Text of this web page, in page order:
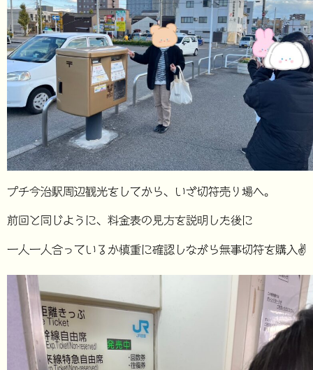
プチ今治駅周辺観光をしてから、いざ切符売り場へ。
前回と同じように、料金表の見方を説明した後に
一人一人合っているか慎重に確認しながら無事切符を購入✌️